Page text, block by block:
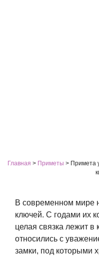
Главная > Приметы > Примета
В современном мире
ключей. С годами их
целая связка лежит
относились с
замки, под которыми